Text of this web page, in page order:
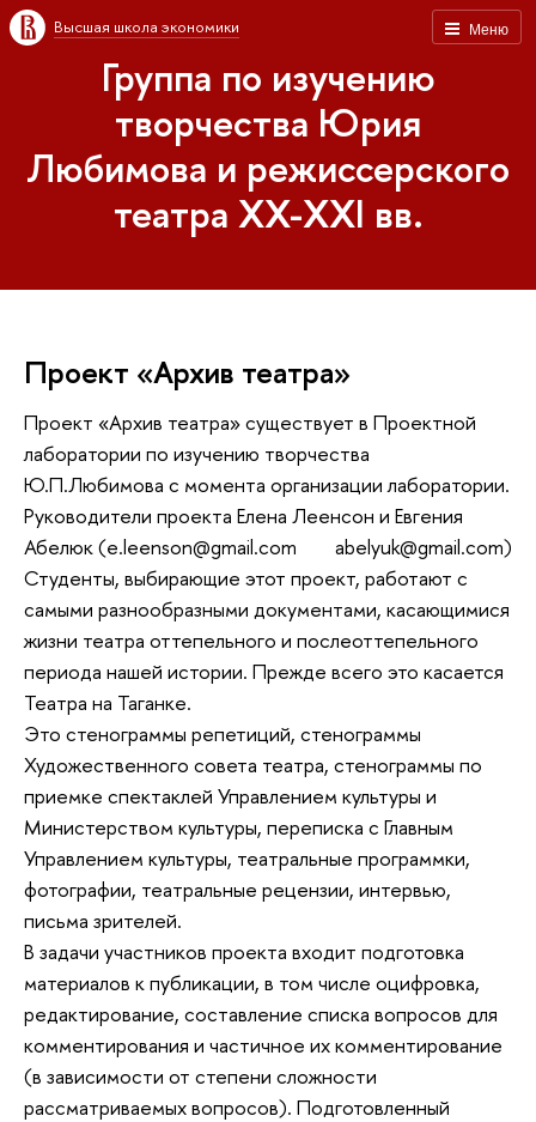
Меню
Высшая школа экономики
Группа по изучению
творчества Юрия
Любимова и режиссерского
театра XX-XXI вв.
Проект «Архив театра»
Проект «Архив театра» существует в Проектной
лаборатории по изучению творчества
Ю.П.Любимова с момента организации лаборатории.
Руководители проекта Елена Леенсон и Евгения
Абелюк (e.leenson@gmail.com abelyuk@gmail.com)
Студенты, выбирающие этот проект, работают с
самыми разнообразными документами, касающимися
жизни театра оттепельного и послеоттепельного
периода нашей истории. Прежде всего это касается
Театра на Таганке.
Это стенограммы репетиций, стенограммы
Художественного совета театра, стенограммы по
приемке спектаклей Управлением культуры и
Министерством культуры, переписка с Главным
Управлением культуры, театральные программки,
фотографии, театральные рецензии, интервью,
письма зрителей.
В задачи участников проекта входит подготовка
материалов к публикации, в том числе оцифровка,
редактирование, составление списка вопросов для
комментирования и частичное их комментирование
(в зависимости от степени сложности
рассматриваемых вопросов). Подготовленный